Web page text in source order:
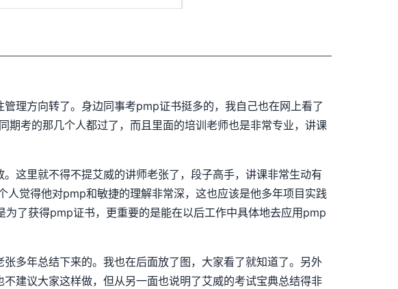
理方向转了。身边同事考pmp证书挺多的，我自己也在网上看了
期考的那几个人都过了，而且里面的培训老师也是非常专业，讲课
这里就不得不提艾威的讲师老张了，段子高手，讲课非常生动有
觉得他对pmp和敏捷的理解非常深，这也应该是他多年项目实践
了获得pmp证书，更重要的是能在以后工作中具体地去应用pmp
多年总结下来的。我也在后面放了图，大家看了就知道了。另外
建议大家这样做，但从另一面也说明了艾威的考试宝典总结得非